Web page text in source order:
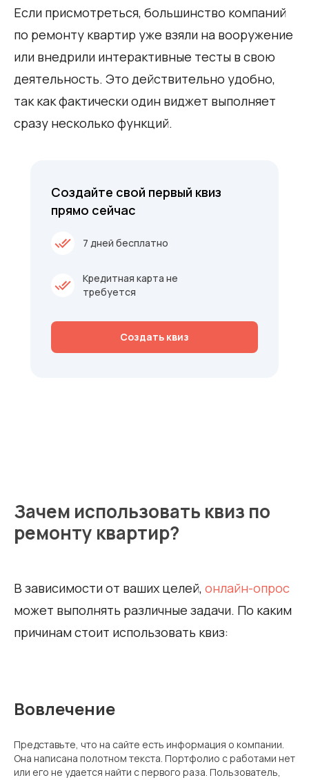
Если присмотреться, большинство компаний
по ремонту квартир уже взяли на вооружение
или внедрили интерактивные тесты в свою
деятельность. Это действительно удобно,
так как фактически один виджет выполняет
сразу несколько функций.
Кредитная карта не
требуется
7 дней бесплатно
Создать квиз
Создайте свой первый квиз
прямо сейчас
Зачем использовать квиз по
ремонту квартир?
В зависимости от ваших целей, онлайн-опрос
может выполнять различные задачи. По каким
причинам стоит использовать квиз:
Вовлечение
Представьте, что на сайте есть информация о компании.
Она написана полотном текста. Портфолио с работами нет
или его не удается найти с первого раза. Пользователь,